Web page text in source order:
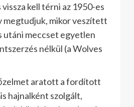
kell térni az 1950-es
megtudjuk, mikor veszített
utáni meccset egyetlen
nélkül (a Wolves
aratott a fordított
hajnalként szolgált,